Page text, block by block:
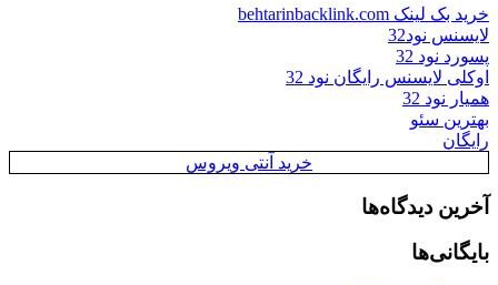
خرید بک لینک behtarinbacklink.com
لایسنس نود32
پسورد نود 32
اوکلی لایسنس رایگان نود 32
همیار نود 32
بهترین سئو
رایگان
خرید آنتی ویروس
آخرین دیدگاه‌ها
بایگانی‌ها